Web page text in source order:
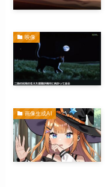
映像
画像生成AI